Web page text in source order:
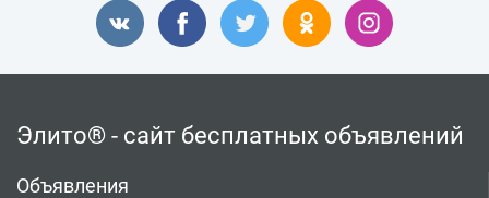
Элито® - сайт бесплатных объявлений
Объявления